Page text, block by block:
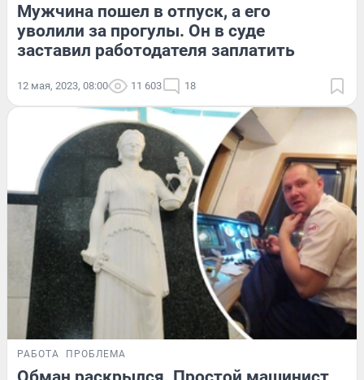
Мужчина пошел в отпуск, а его
уволили за прогулы. Он в суде
заставил работодателя заплатить
12 мая, 2023, 08:00 11 603 18
РАБОТА ПРОБЛЕМА